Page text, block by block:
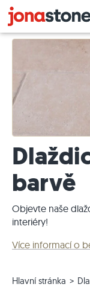
barvě
Objevte naše
interiéry!
Více informací o
Hlavní stránka